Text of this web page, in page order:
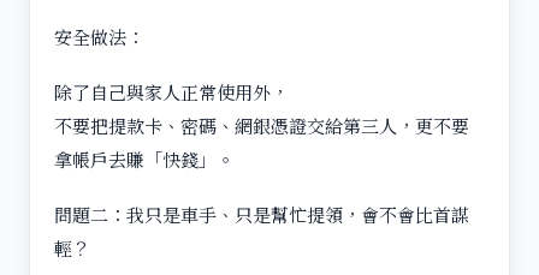
安全做法：
除了自己與家人正常使用外，
不要把提款卡、密碼、網銀憑證交給第三人，更不要
拿帳戶去賺「快錢」。
問題二：我只是車手、只是幫忙提領，會不會比首謀
輕？